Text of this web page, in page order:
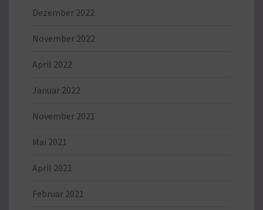
Dezember 2022
November 2022
April 2022
Januar 2022
November 2021
Mai 2021
April 2021
Februar 2021